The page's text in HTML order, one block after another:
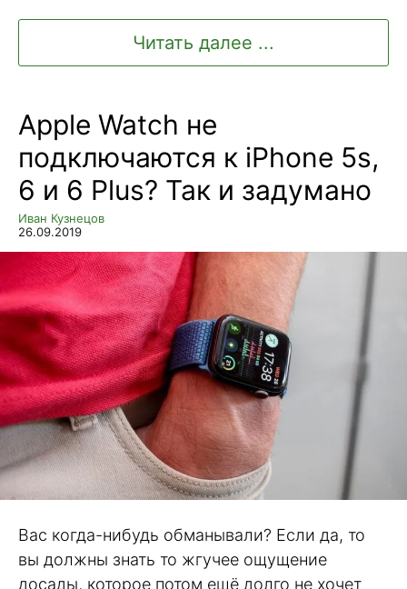
Читать далее ...
Apple Watch не
подключаются к iPhone 5s,
6 и 6 Plus? Так и задумано
Иван Кузнецов
26.09.2019
Вас когда-нибудь обманывали? Если да, то
вы должны знать то жгучее ощущение
досады, которое потом ещё долго не хочет